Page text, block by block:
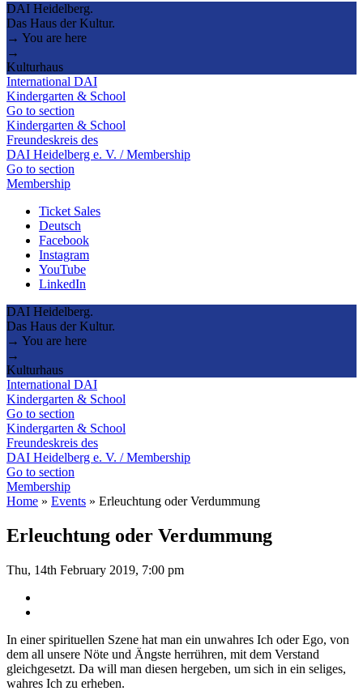
DAI Heidelberg.
Das Haus der Kultur.
→ You are here
→
Kulturhaus
International DAI
Kindergarten & School
Go to section
Kindergarten & School
Freundeskreis des
DAI Heidelberg e. V. / Membership
Go to section
Membership
Ticket Sales
Deutsch
Facebook
Instagram
YouTube
LinkedIn
DAI Heidelberg.
Das Haus der Kultur.
→ You are here
→
Kulturhaus
International DAI
Kindergarten & School
Go to section
Kindergarten & School
Freundeskreis des
DAI Heidelberg e. V. / Membership
Go to section
Membership
Home » Events » Erleuchtung oder Verdummung
Erleuchtung oder Verdummung
Thu, 14th February 2019, 7:00 pm
In einer spirituellen Szene hat man ein unwahres Ich oder Ego, von
dem all unsere Nöte und Ängste herrühren, mit dem Verstand
gleichgesetzt. Da will man diesen hergeben, um sich in ein seliges,
wahres Ich zu erheben.